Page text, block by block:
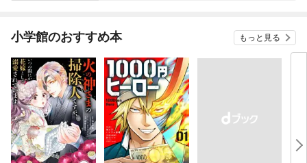
小学館のおすすめ本 もっと見る